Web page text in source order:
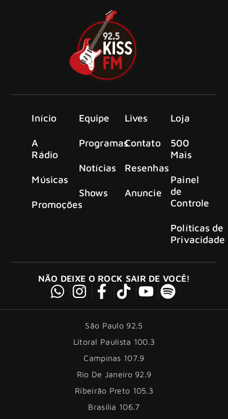
Início
A
Rádio
Músicas
Promoções
Equipe
Programas
Notícias
Shows
Lives
Contato
Resenhas
Anuncie
Loja
500
Mais
Painel
de
Controle
Políticas de
Privacidade
NÃO DEIXE O ROCK SAIR DE VOCÊ!
São Paulo 92.5
Litoral Paulista 100.3
Campinas 107.9
Rio De Janeiro 92.9
Ribeirão Preto 105.3
Brasília 106.7